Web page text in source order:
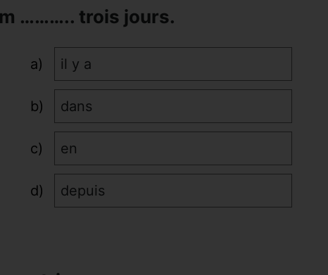
……….. trois jours.
il y a
dans
en
depuis